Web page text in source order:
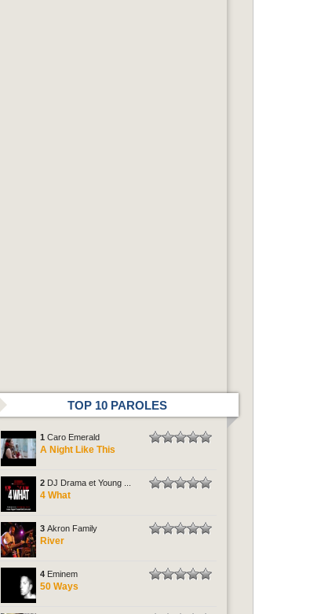
TOP 10 PAROLES
1 Caro Emerald
A Night Like This
2 DJ Drama et Young ...
4 What
3 Akron Family
River
4 Eminem
50 Ways